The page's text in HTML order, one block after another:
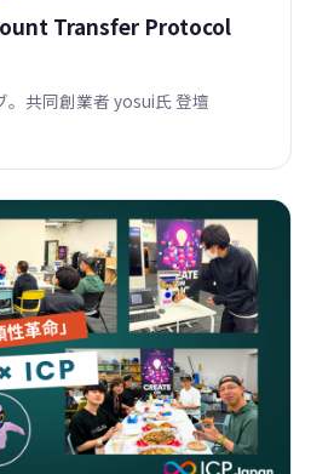
Transfer Protocol
。共同創業者 yosui氏 登壇